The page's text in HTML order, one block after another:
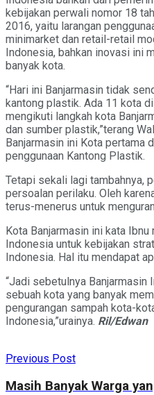
kebijakan perwali nomor 18
2016, yaitu larangan
minimarket dan retail-retail
Indonesia, bahkan inovasi ini
banyak kota.
“Hari ini Banjarmasin tidak
kantong plastik. Ada 11 kota
mengikuti langkah kota
dan sumber plastik,”terang
Banjarmasin ini Kota pertama
penggunaan Kantong Plastik.
Tetapi sekali lagi tambahnya,
persoalan perilaku. Oleh
terus-menerus untuk
Kota Banjarmasin ini kata
Indonesia untuk kebijakan
Indonesia. Hal itu mendapat
“Jadi sebetulnya Banjarmasin
sebuah kota yang banyak
pengurangan sampah kota-
Indonesia,”urainya. Ril/Edwan
Previous Post
Masih Banyak Warga